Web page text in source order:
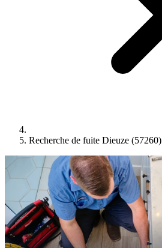
Recherche de fuite Dieuze (57260)